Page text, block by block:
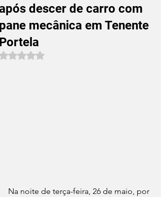
descer de carro com
mecânica em Tenente
Avaliado com NaN de 5 estrelas.
Na noite de terça-feira, 26 de maio, por